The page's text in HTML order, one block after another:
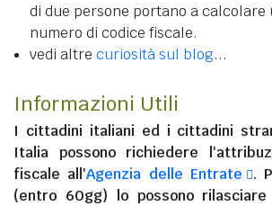
di due persone portano a calcolare
numero di codice fiscale.
vedi altre curiosità sul blog...
Informazioni Utili
I cittadini italiani ed i cittadini
Italia possono richiedere
fiscale all'Agenzia delle Entrate
.
(entro 60gg) lo possono rilasciare